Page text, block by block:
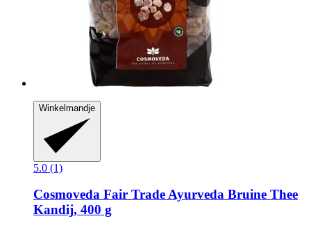
Winkelmandje
5.0 (1)
Cosmoveda Fair Trade Ayurveda Bruine Thee
Kandij, 400 g